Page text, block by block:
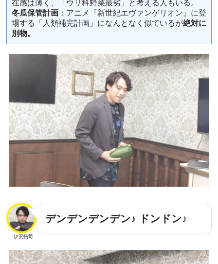
在感は薄く、「ウリ科野菜最劣」と考える人もいる。
冬瓜保管計画：アニメ『新世紀エヴァンゲリオン』に登
場する「人類補完計画」になんとなく似ているが絶対に
別物。
伊沢拓司
デンデンデンデン♪ ドンドン♪